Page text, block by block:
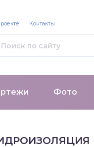
Фото
Контакты